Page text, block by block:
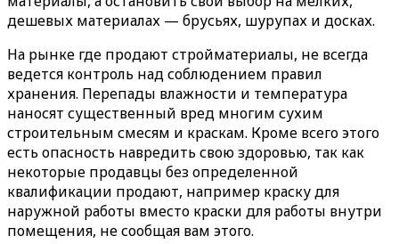
дешевых материалах — брусьях, шурупах и досках.
На рынке где продают стройматериалы, не всегда
ведется контроль над соблюдением правил
хранения. Перепады влажности и температура
наносят существенный вред многим сухим
строительным смесям и краскам. Кроме всего этого
есть опасность навредить свою здоровью, так как
некоторые продавцы без определенной
квалификации продают, например краску для
наружной работы вместо краски для работы внутри
помещения, не сообщая вам этого.